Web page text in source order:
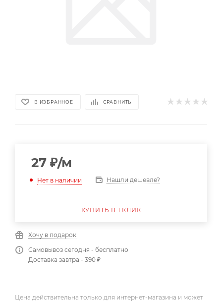
В ИЗБРАННОЕ СРАВНИТЬ
27 ₽/м
Нет в наличии Нашли дешевле?
КУПИТЬ В 1 КЛИК
Хочу в подарок
Самовывоз сегодня - бесплатно
Доставка завтра - 390 ₽
Цена действительна только для интернет-магазина и может